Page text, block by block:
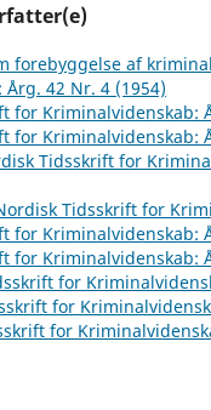
forebyggelse af
42 Nr. 4 (1954)
for Kriminalvidenskab:
for Kriminalvidenskab:
Tidsskrift for
Tidsskrift for
for Kriminalvidenskab:
for Kriminalvidenskab:
for
for
for